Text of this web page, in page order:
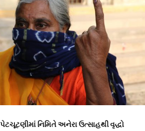
નિમિતે અનેરા ઉત્સાહથી વૃદ્ધો